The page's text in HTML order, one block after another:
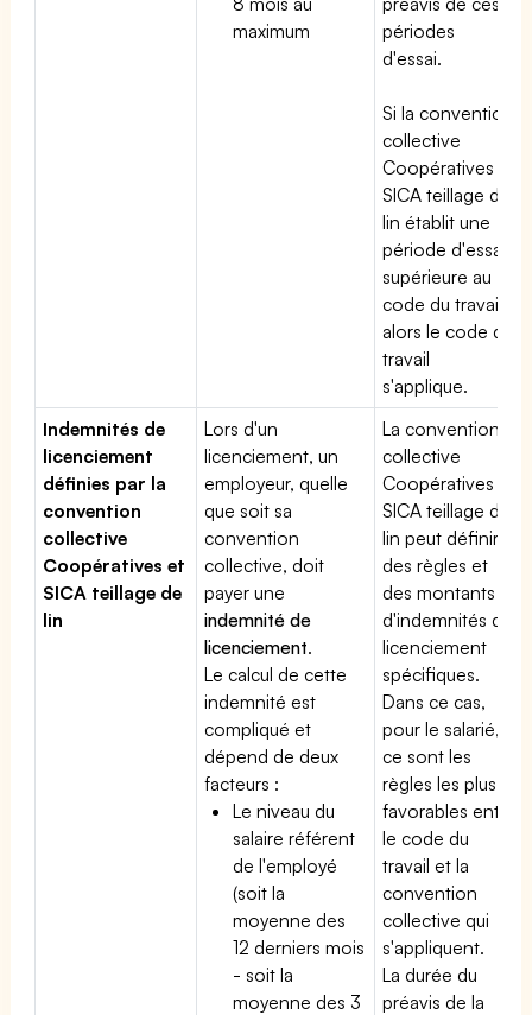
maximum
périodes
d'essai.
Si la convention
collective
Coopératives et
SICA teillage de
lin établit une
période d'essai
supérieure au
code du travail,
alors le code du
travail
s'applique.
Indemnités de
licenciement
définies par la
convention
collective
Coopératives et
SICA teillage de
lin
Lors d'un
licenciement, un
employeur, quelle
que soit sa
convention
collective, doit
payer une
indemnité de
licenciement.
Le calcul de cette
indemnité est
compliqué et
dépend de deux
facteurs :
Le niveau du
salaire référent
de l'employé
(soit la
moyenne des
12 derniers mois
- soit la
moyenne des 3
La convention
collective
Coopératives et
SICA teillage de
lin peut définir
des règles et
des montants
d'indemnités de
licenciement
spécifiques.
Dans ce cas,
pour le salarié,
ce sont les
règles les plus
favorables entre
le code du
travail et la
convention
collective qui
s'appliquent.
La durée du
préavis de la